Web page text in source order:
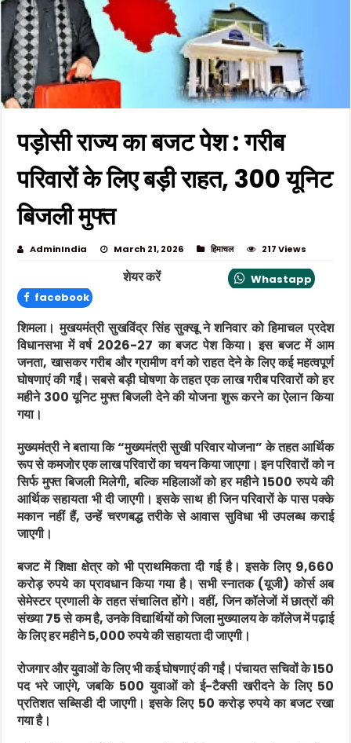
पड़ोसी राज्य का बजट पेश : गरीब
परिवारों के लिए बड़ी राहत, 300 यूनिट
बिजली मुफ्त
AdminIndia March 21, 2026 हिमाचल 217 Views
शेयर करें
Whastapp
facebook
शिमला। मुखयमंत्रीसुखविंद्र सिंह सुक्खूने शनिवार को हिमाचल प्रदेश
विधानसभा में वर्ष 2026-27 का बजट पेश किया। इस बजट में आम
जनता, खासकर गरीब और ग्रामीण वर्ग को राहत देने के लिए कई महत्वपूर्ण
घोषणाएं की गईं। सबसे बड़ी घोषणा के तहत एक लाख गरीब परिवारों को हर
महीने 300 यूनिट मुफ्त बिजली देने की योजना शुरू करने का ऐलान किया
गया।
मुख्यमंत्री ने बताया कि “मुख्यमंत्री सुखी परिवार योजना” के तहत आर्थिक
रूप से कमजोर एक लाख परिवारों का चयन किया जाएगा। इन परिवारों को न
सिर्फ मुफ्त बिजली मिलेगी, बल्कि महिलाओं को हर महीने 1500 रुपये की
आर्थिक सहायता भी दी जाएगी। इसके साथ ही जिन परिवारों के पास पक्के
मकान नहीं हैं, उन्हें चरणबद्ध तरीके से आवास सुविधा भी उपलब्ध कराई
जाएगी।
बजट में शिक्षा क्षेत्र को भी प्राथमिकता दी गई है। इसके लिए 9,660
करोड़ रुपये का प्रावधान किया गया है। सभी स्नातक (यूजी) कोर्स अब
सेमेस्टर प्रणाली के तहत संचालित होंगे। वहीं, जिन कॉलेजों में छात्रों की
संख्या 75 से कम है, उनके विद्यार्थियों को जिला मुख्यालय के कॉलेज में पढ़ाई
के लिए हर महीने 5,000 रुपये की सहायता दी जाएगी।
रोजगार और युवाओं के लिए भी कई घोषणाएं की गईं। पंचायत सचिवों के 150
पद भरे जाएंगे, जबकि 500 युवाओं को ई-टैक्सी खरीदने के लिए 50
प्रतिशत सब्सिडी दी जाएगी। इसके लिए 50 करोड़ रुपये का बजट रखा
गया है।